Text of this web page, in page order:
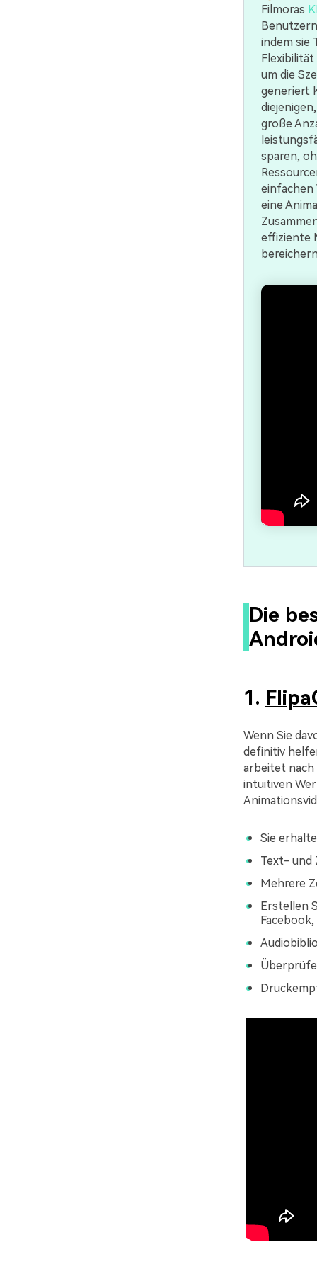
Filmoras
indem sie
um die
generiert
große
sparen,
einfachen
eine
effiziente
Die
1.
Wenn Sie
definitiv
arbeitet nach
intuitiven
Sie
Text- und
Mehrere
Erstellen